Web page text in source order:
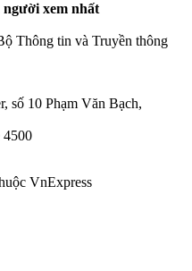
người xem nhất
Thông tin và Truyền thông
số 10 Phạm Văn Bạch,
4500
VnExpress